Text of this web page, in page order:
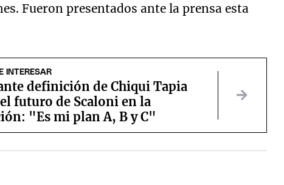
Fueron presentados ante la prensa esta
INTERESAR
definición de Chiqui Tapia
futuro de Scaloni en la
"Es mi plan A, B y C"